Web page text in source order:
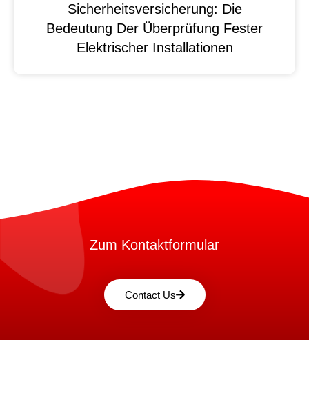
Sicherheitsversicherung: Die
Bedeutung Der Überprüfung Fester
Elektrischer Installationen
Zum Kontaktformular
Contact Us